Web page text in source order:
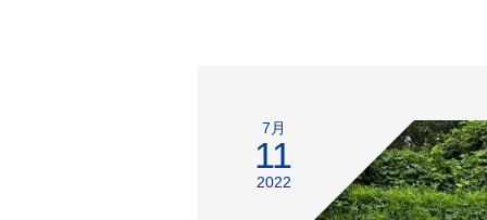
7月
11
2022